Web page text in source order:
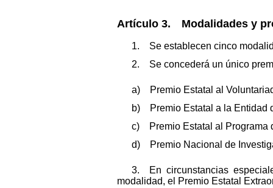
Artículo 3. Modalidades y
1. Se establecen cinco
2. Se concederá un único
a) Premio Estatal al
b) Premio Estatal a la Entidad
c) Premio Estatal al Programa
d) Premio Nacional de
3. En circunstancias
modalidad, el Premio Estatal